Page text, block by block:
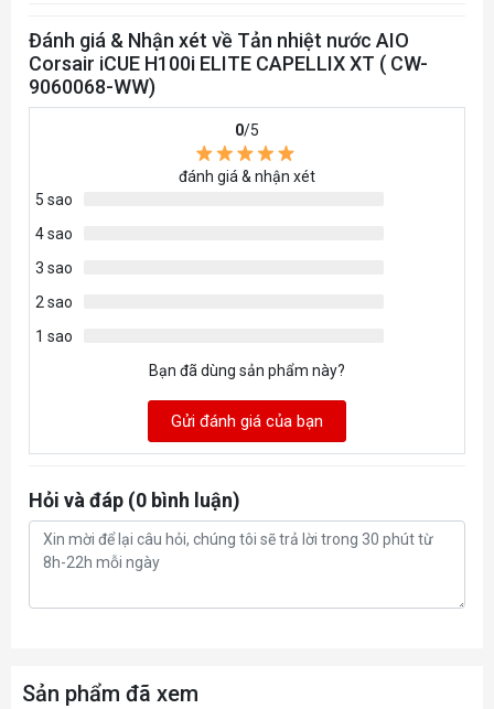
Đánh giá & Nhận xét về Tản nhiệt nước AIO
Corsair iCUE H100i ELITE CAPELLIX XT ( CW-
9060068-WW)
0/5
đánh giá & nhận xét
5 sao
4 sao
3 sao
2 sao
1 sao
Bạn đã dùng sản phẩm này?
Gửi đánh giá của bạn
Hỏi và đáp (0 bình luận)
Sản phẩm đã xem